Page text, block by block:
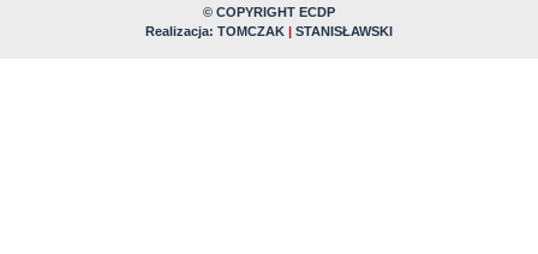
© COPYRIGHT ECDP
Realizacja: TOMCZAK | STANISŁAWSKI